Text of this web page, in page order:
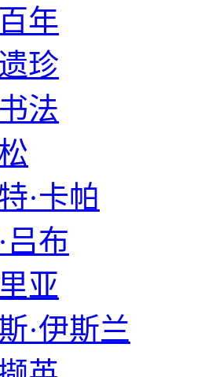
年
珍
法
·卡帕
吕布
亚
·伊斯兰